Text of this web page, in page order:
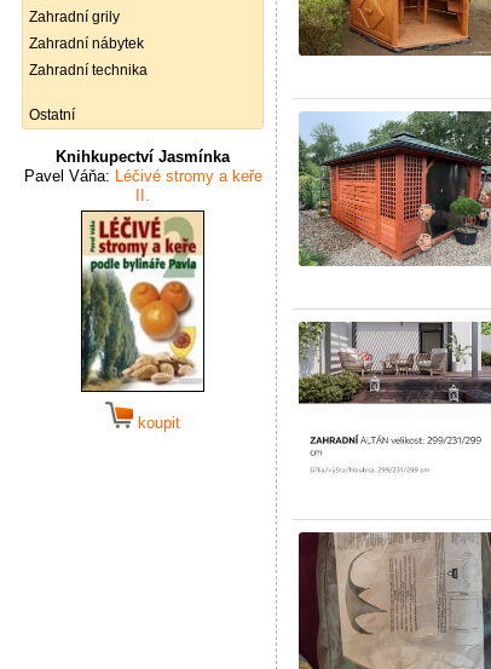
Zahradní grily
Zahradní nábytek
Zahradní technika
Ostatní
Knihkupectví Jasmínka
Pavel Váňa: Léčivé stromy a keře
II.
koupit